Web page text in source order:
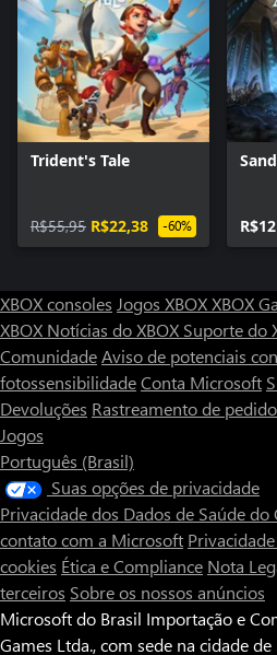
Trident's Tale
R$55,95 R$22,38 -60%
XBOX consoles Jogos XBOXXBOX
XBOX Notícias do XBOX Suporte do
ComunidadeAviso de potenciais
fotossensibilidadeConta Microsoft
Devoluções Rastreamento de
Jogos
Português (Brasil)
Suas opções de privacidade
Privacidade dos Dados de Saúde
contato com a Microsoft
cookies Ética e Compliance Nota
terceiros Sobre os nossos anúncios
Microsoft do Brasil Importação e
Games Ltda., com sede na cidade